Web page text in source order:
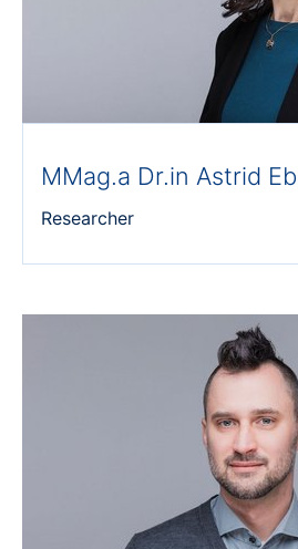
MMag.a Dr.in Astrid
Researcher